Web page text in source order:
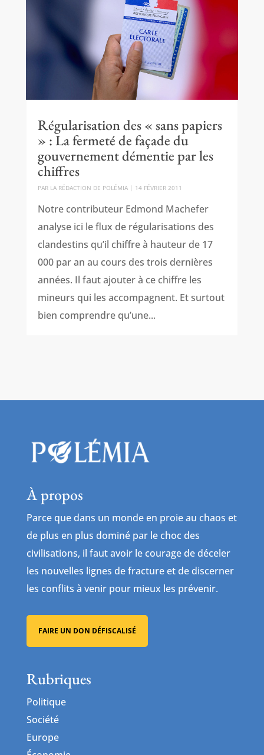
Régularisation des « sans papiers
» : La fermeté de façade du
gouvernement démentie par les
chiffres
PAR LA RÉDACTION DE POLÉMIA| 14 FÉVRIER 2011
Notre contributeur Edmond Machefer
analyse ici le flux de régularisations des
clandestins qu’il chiffre à hauteur de 17
000 par an au cours des trois dernières
années. Il faut ajouter à ce chiffre les
mineurs qui les accompagnent. Et surtout
bien comprendre qu’une...
À propos
Parce que dans un monde en proie au chaos et
de plus en plus dominé par le choc des
civilisations, il faut avoir le courage de déceler
les nouvelles lignes de fracture et de discerner
les conflits à venir pour mieux les prévenir.
FAIRE UN DON DÉFISCALISÉ
Rubriques
Politique
Société
Europe